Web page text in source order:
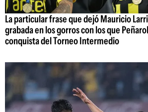
La particular frase que dejó Mauricio
grabada en los gorros con los que
conquista del Torneo Intermedio